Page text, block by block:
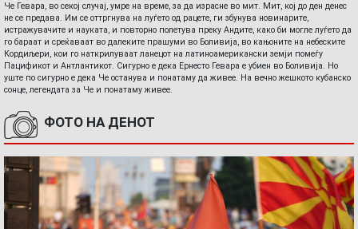
Че Гевара, во секој случај, умре на време, за да израсне во мит. Мит, кој до ден денес
не се предава. Им се оттргнува на луѓето од рацете, ги збунува новинарите,
истражувачите и науката, и повторно полетува преку Андите, како би могле луѓето да
го бараат и среќаваат во далеките прашуми во Боливија, во кањоните на небеските
Кордиљери, кои го наткрилуваат ланецот на латиноамерикански земји помеѓу
Пацификот и Антлантикот. Сигурно е дека Ернесто Гевара е убиен во Боливија. Но
уште по сигурно е дека Че останува и понатаму да живее. На вечно жешкото кубанско
сонце, легендата за Че и понатаму живее.
ФОТО НА ДЕНОТ